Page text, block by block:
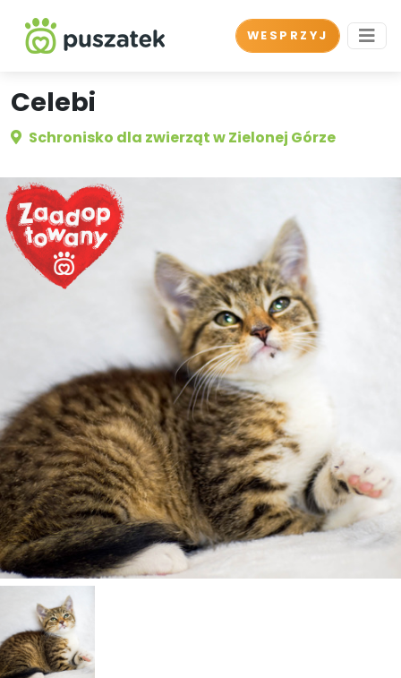
WESPRZYJ
Celebi
Schronisko dla zwierząt w Zielonej Górze